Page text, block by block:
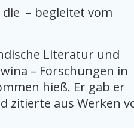
– begleitet vom
Literatur und
– Forschungen in
hieß. Er gab er
zitierte aus Werken